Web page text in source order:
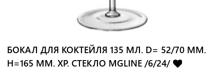
БОКАЛ ДЛЯ КОКТЕЙЛЯ 135 МЛ. D= 52/70 ММ.
H=165 ММ. ХР. СТЕКЛО MGLINE /6/24/